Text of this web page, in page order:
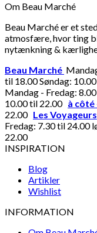
Om Beau Marché
Beau Marché er et
atmosfære, hvor ting
nytænkning &
Beau Marché
til 18.00 Søndag:
Mandag - Fredag:
10.00 til 22.00 à
22.00 Les Voyageurs
Fredag: 7.30 til 24.00
22.00
INSPIRATION
Blog
Artikler
Wishlist
INFORMATION